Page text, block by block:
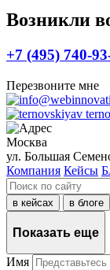
Возникли
+7 (495) 740-
Перезвоните мне
Москва
ул. Большая
Компания Кейсы
в кейсах в блогe
Показать еще
Имя